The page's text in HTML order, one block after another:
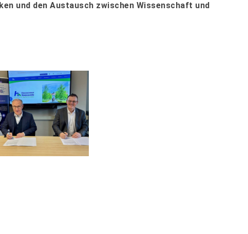
und den Austausch zwischen Wissenschaft und